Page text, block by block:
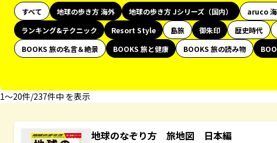
すべて 地球の歩き方 海外 地球の歩き方 Jシリーズ（国内） aruco
ランキング&テクニック
Resort Style 島旅 御朱印 歴史時代
BOOKS 旅の名言＆絶景
BOOKS 旅と健康 BOOKS 旅の読み物
1〜20件/237件中 を表示
地球のなぞり方 旅地図 日本編